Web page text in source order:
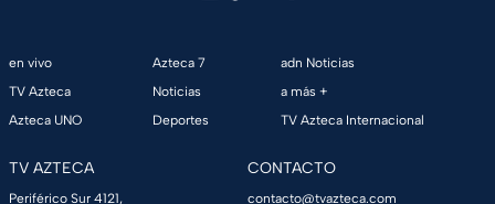
en vivo
TV Azteca
Azteca UNO
Azteca 7
Noticias
Deportes
adn Noticias
a más +
TV Azteca Internacional
TV AZTECA
Periférico Sur 4121,
CONTACTO
contacto@tvazteca.com